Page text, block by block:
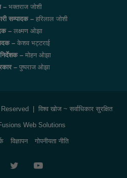
– भक्तराज जोशी
सम्पादक – हरिलाल जोशी
–लक्ष्मण ओझा
–केशव भट्टराई
–मोहन ओझा
–पुष्पराज ओझा
| विश्व खोज~ सर्वाधिकार सुरक्षित
Web Solutions
विज्ञापन गोपनीयता नीति
Facebook
Twitter